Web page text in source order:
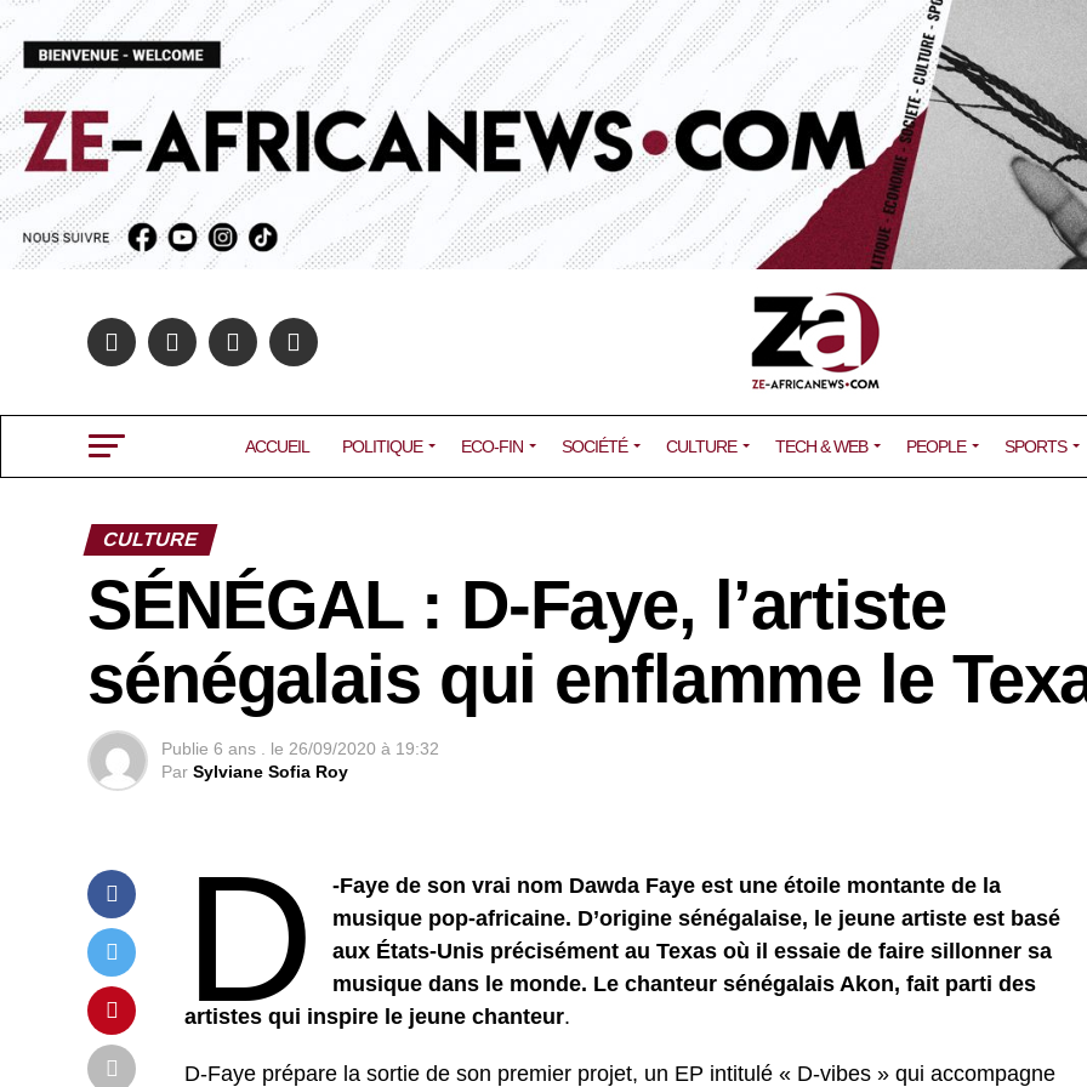
ACCUEIL POLITIQUE ECO-FIN SOCIÉTÉ CULTURE TECH & WEB PEOPLE SPORTS
CULTURE
SÉNÉGAL : D-Faye, l’artiste
sénégalais qui enflamme le
Publie 6 ans . le 26/09/2020 à 19:32
Par Sylviane Sofia Roy
D
-Faye de son vrai nom Dawda Faye est une étoile montante de la
musique pop-africaine. D’origine sénégalaise, le jeune artiste est basé
aux États-Unis précisément au Texas où il essaie de faire sillonner sa
musique dans le monde. Le chanteur sénégalais Akon, fait parti des
artistes qui inspire le jeune chanteur.
D-Faye prépare la sortie de son premier projet, un EP intitulé « D-vibes » qui accompagne